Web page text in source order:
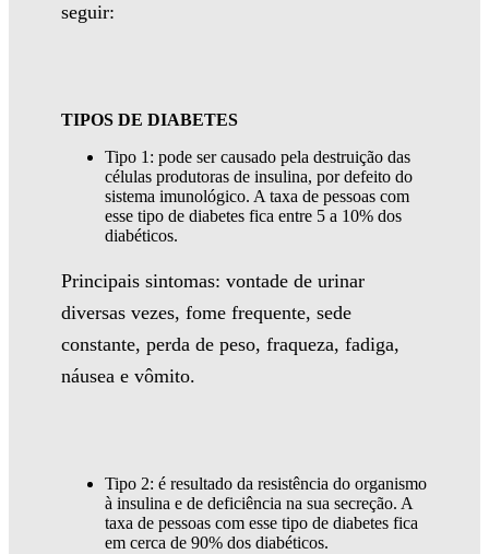
seguir:
TIPOS DE DIABETES
Tipo 1: pode ser causado pela destruição das
células produtoras de insulina, por defeito do
sistema imunológico. A taxa de pessoas com
esse tipo de diabetes fica entre 5 a 10% dos
diabéticos.
Principais sintomas: vontade de urinar
diversas vezes, fome frequente, sede
constante, perda de peso, fraqueza, fadiga,
náusea e vômito.
Tipo 2: é resultado da resistência do organismo
à insulina e de deficiência na sua secreção. A
taxa de pessoas com esse tipo de diabetes fica
em cerca de 90% dos diabéticos.